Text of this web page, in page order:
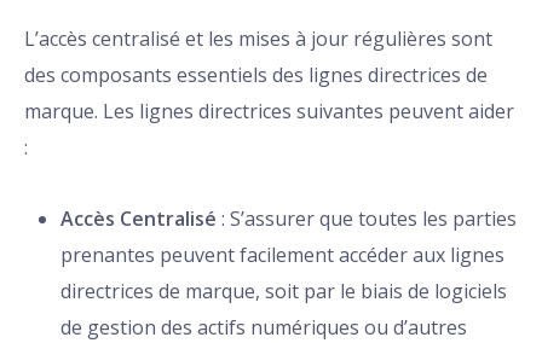
L’accès centralisé et les mises à jour régulières sont
des composants essentiels des lignes directrices de
marque. Les lignes directrices suivantes peuvent aider
:
Accès Centralisé : S’assurer que toutes les parties
prenantes peuvent facilement accéder aux lignes
directrices de marque, soit par le biais de logiciels
de gestion des actifs numériques ou d’autres